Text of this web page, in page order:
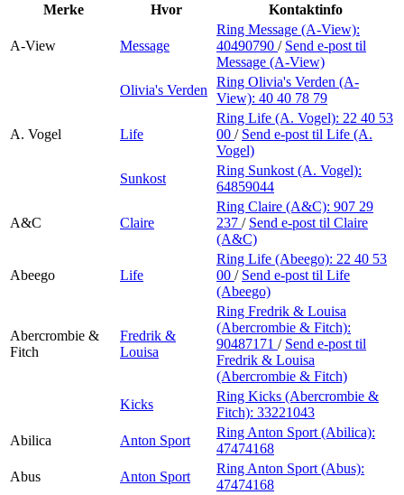
Praktisk informasjon
Ledige stillinger
Personal Shopper
Merke
Hvor Kontaktinfo
A-View Message
Ring Message (A-View):
40490790 / Send e-post til
Message (A-View)
Olivia's Verden
Ring Olivia's Verden (A-
View): 40 40 78 79
A. Vogel Life
Ring Life (A. Vogel): 22 40 53
00 / Send e-post til Life (A.
Vogel)
Sunkost
Ring Sunkost (A. Vogel):
64859044
A&C Claire
Ring Claire (A&C): 907 29
237 / Send e-post til Claire
(A&C)
Abeego Life
Ring Life (Abeego): 22 40 53
00 / Send e-post til Life
(Abeego)
Abercrombie &
Fitch
Fredrik &
Louisa
Ring Fredrik & Louisa
(Abercrombie & Fitch):
90487171 / Send e-post til
Fredrik & Louisa
(Abercrombie & Fitch)
Kicks
Ring Kicks (Abercrombie &
Fitch): 33221043
Abilica
Anton Sport
Ring Anton Sport (Abilica):
47474168
Abus
Anton Sport
Ring Anton Sport (Abus):
47474168